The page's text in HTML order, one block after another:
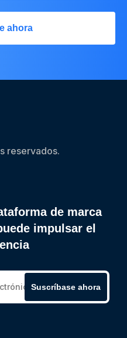
ahora
reservados.
de marca
impulsar el
Suscríbase ahora